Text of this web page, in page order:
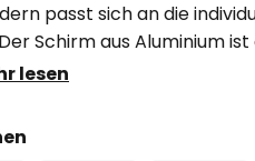
passt sich an die
Schirm aus Aluminium
und zusätzlich
Das Licht ist nach
lesen